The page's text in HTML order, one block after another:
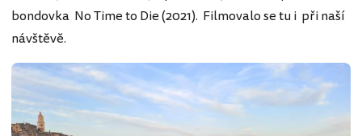
bondovka No Time to Die (2021). Filmovalo se tu i při naší
návštěvě.